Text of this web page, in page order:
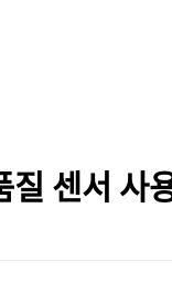
센서 사